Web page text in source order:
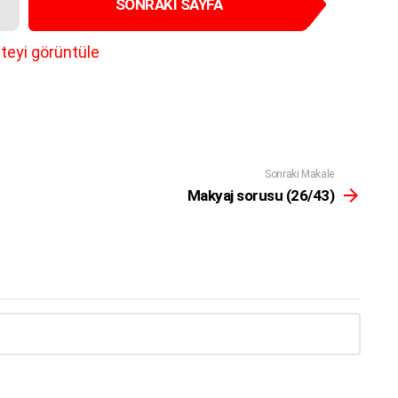
SONRAKI SAYFA
görüntüle
Sonraki Makale
Makyaj sorusu (26/43)